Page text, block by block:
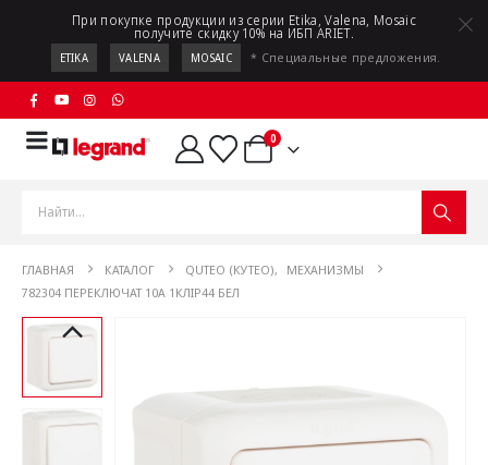
При покупке продукции из серии Etika, Valena, Mosaic
получите скидку 10% на ИБП ARIET.
ETIKA VALENA MOSAIC * Специальные предложения.
0
ГЛАВНАЯ КАТАЛОГ QUTEO (КУТЕО),
МЕХАНИЗМЫ
782304 ПЕРЕКЛЮЧАТ 10A 1КЛIP44 БЕЛ